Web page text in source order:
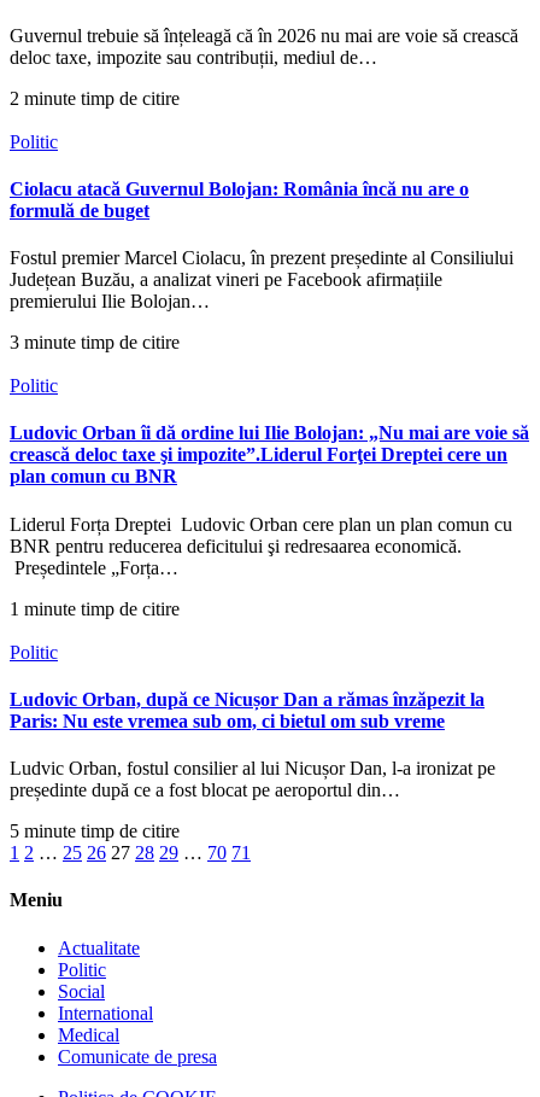
Guvernul trebuie să înțeleagă că în 2026 nu mai are voie să crească
deloc taxe, impozite sau contribuții, mediul de…
2 minute timp de citire
Politic
Ciolacu atacă Guvernul Bolojan: România încă nu are o
formulă de buget
Fostul premier Marcel Ciolacu, în prezent președinte al Consiliului
Județean Buzău, a analizat vineri pe Facebook afirmațiile
premierului Ilie Bolojan…
3 minute timp de citire
Politic
Ludovic Orban îi dă ordine lui Ilie Bolojan: „Nu mai are voie să
crească deloc taxe şi impozite”.Liderul Forţei Dreptei cere un
plan comun cu BNR
Liderul Forța Dreptei Ludovic Orban cere plan un plan comun cu
BNR pentru reducerea deficitului şi redresaarea economică.
Președintele „Forța…
1 minute timp de citire
Politic
Ludovic Orban, după ce Nicușor Dan a rămas înzăpezit la
Paris: Nu este vremea sub om, ci bietul om sub vreme
Ludvic Orban, fostul consilier al lui Nicușor Dan, l-a ironizat pe
președinte după ce a fost blocat pe aeroportul din…
5 minute timp de citire
1 2 … 25 26 27 28 29 … 70 71
Meniu
Actualitate
Politic
Social
International
Medical
Comunicate de presa